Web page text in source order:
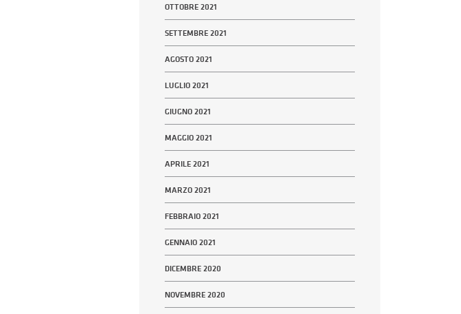
OTTOBRE 2021
SETTEMBRE 2021
AGOSTO 2021
LUGLIO 2021
GIUGNO 2021
MAGGIO 2021
APRILE 2021
MARZO 2021
FEBBRAIO 2021
GENNAIO 2021
DICEMBRE 2020
NOVEMBRE 2020